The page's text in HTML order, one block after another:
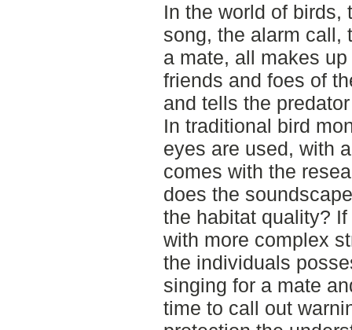
In the world of birds,
song, the alarm call,
a mate, all makes
friends and foes of
and tells the
In traditional bird
eyes are used, with
comes with the
does the
the habitat quality?
with more complex
the individuals
singing for a mate
time to call out